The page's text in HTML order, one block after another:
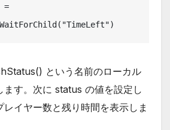
=
という名前のローカル
ます。次に status の値を設定し
レイヤー数と残り時間を表示しま